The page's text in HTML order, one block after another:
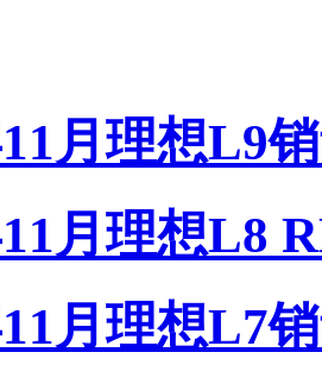
月理想L9
月理想L8
月理想L7